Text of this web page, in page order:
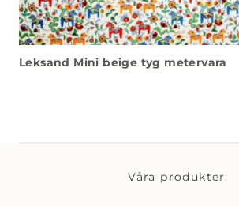
Leksand Mini beige tyg metervara
Våra produkter